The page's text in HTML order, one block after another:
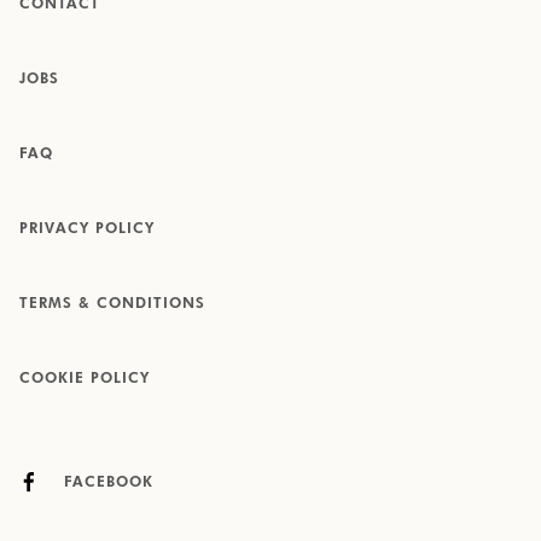
CONTACT
JOBS
FAQ
PRIVACY POLICY
TERMS & CONDITIONS
COOKIE POLICY
FACEBOOK